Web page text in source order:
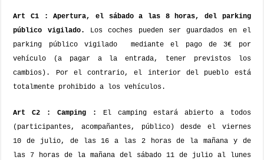
Art C1 : Apertura, el sábado a las 8 horas, del parking
público vigilado.
Los coches pueden ser guardados en el
parking público vigilado
mediante el pago de 3€ por
vehículo (a pagar a la entrada, tener previstos los
cambios). Por el contrario, el interior del pueblo está
totalmente prohibido a los vehículos.
Art C2 : Camping :
El camping estará abierto a todos
(participantes, acompañantes, público) desde el viernes
10 de julio, de las 16 a las 2 horas de la mañana y de
las 7 horas de la mañana del sábado 11 de julio al lunes